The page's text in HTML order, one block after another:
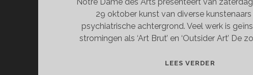
29 oktober kunst van diverse
psychiatrische achtergrond. Veel werk is
stromingen als ‘Art Brut’ en ‘Outsider Art’ De
LEES VERDER